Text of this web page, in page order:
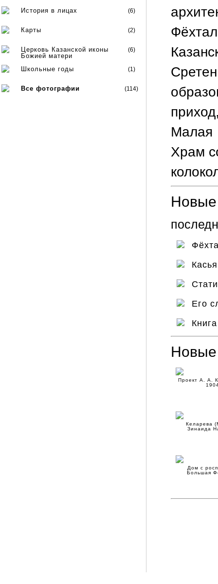
История в лицах (6)
Карты (2)
Церковь Казанской иконы
Божией матери
(6)
Школьные годы (1)
Все фотографии (114)
Малая
Храм
Его
Проект А. А.
Келарева
Зинаида
Дом с
Большая